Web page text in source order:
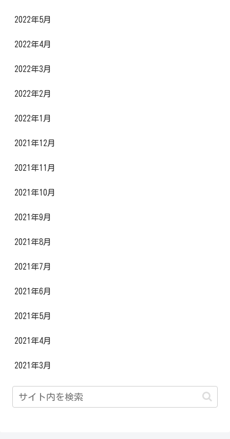
2022年5月
2022年4月
2022年3月
2022年2月
2022年1月
2021年12月
2021年11月
2021年10月
2021年9月
2021年8月
2021年7月
2021年6月
2021年5月
2021年4月
2021年3月